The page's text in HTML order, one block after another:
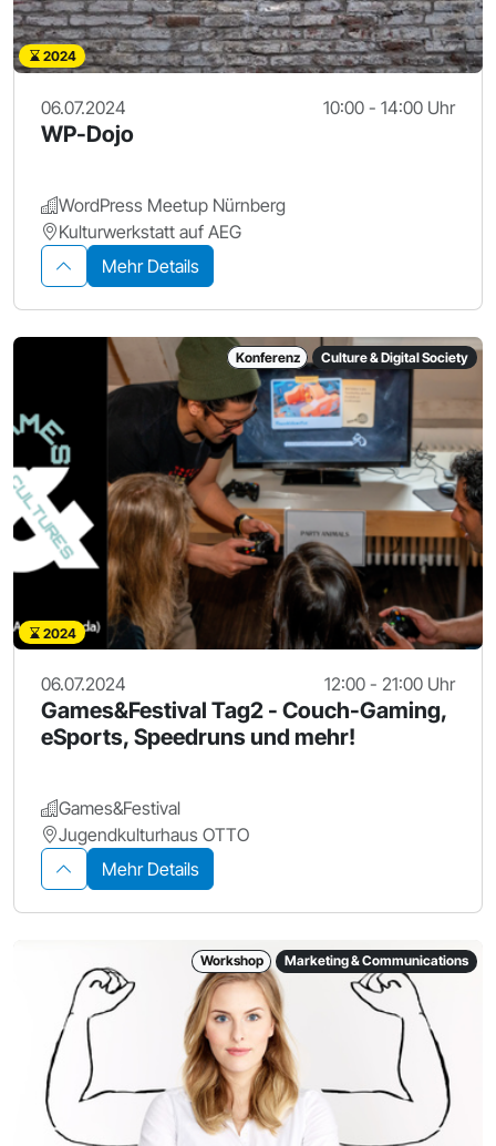
2024
06.07.2024 10:00 - 14:00 Uhr
WP-Dojo
WordPress Meetup Nürnberg
Kulturwerkstatt auf AEG
Mehr Details
Konferenz Culture & Digital Society
2024
06.07.2024 12:00 - 21:00 Uhr
Games&Festival Tag2 - Couch-Gaming,
eSports, Speedruns und mehr!
Games&Festival
Jugendkulturhaus OTTO
Mehr Details
Workshop Marketing & Communications